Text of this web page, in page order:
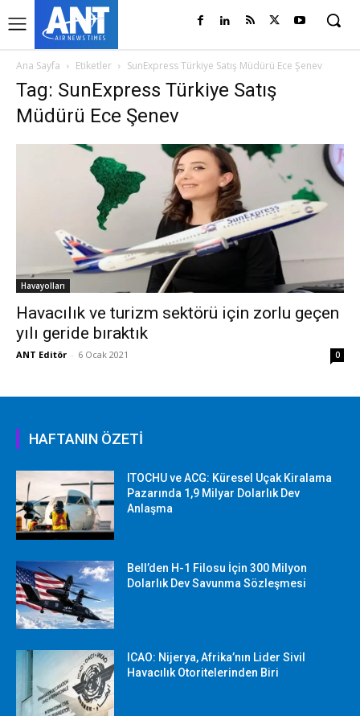
Ana Sayfa Etiketler SunExpress Türkiye Satış Müdürü Ece Şenev
Tag: SunExpress Türkiye Satış
Müdürü Ece Şenev
Havayolları
Havacılık ve turizm sektörü için zorlu geçen
yılı geride bıraktık
ANT Editör - 6 Ocak 2021 0
HAFTANIN ÖZETİ
ITOCHU ve ACG: Küresel Uçak Kiralama
Pazarında 1,9 Milyar Dolarlık Dev
Anlaşma
Bell’den H-1 Filosu İçin 300 Milyon
Dolarlık Dev Savunma Sözleşmesi
ICAO: Nijerya, Afrika’nın Lider Sivil
Havacılık Otoritelerinden Biri